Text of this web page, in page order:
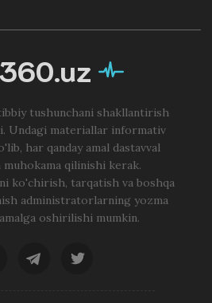
tushunchani shakllantirish
Undagi materiallar informativ
har qanday amal dastavval
qilinishi kerak.
ko'chirish, tarqatish va boshqa
administratorlarning yozma
oshirilishi mumkin.